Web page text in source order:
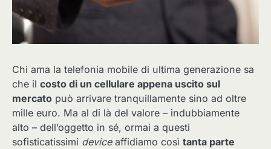
Chi ama la telefonia mobile di ultima generazione sa
che il costo di un cellulare appena uscito sul
mercato può arrivare tranquillamente sino ad oltre
mille euro. Ma al di là del valore – indubbiamente
alto – dell’oggetto in sé, ormai a questi
sofisticatissimi deviceaffidiamo così tanta parte